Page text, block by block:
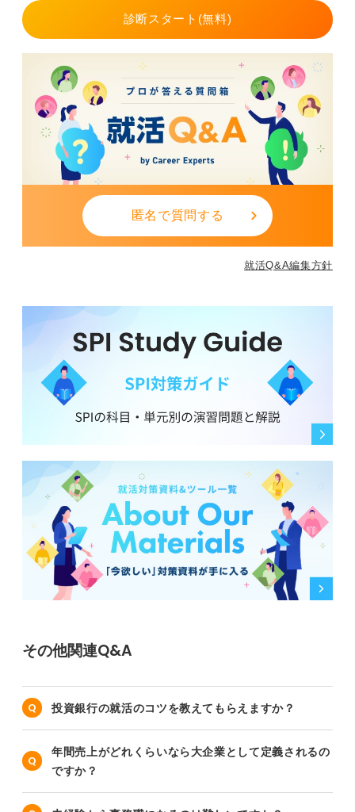
診断スタート(無料)
匿名で質問する
就活Q&A編集方針
その他関連Q&A
投資銀行の就活のコツを教えてもらえますか？
年間売上がどれくらいなら大企業として定義されるの
ですか？